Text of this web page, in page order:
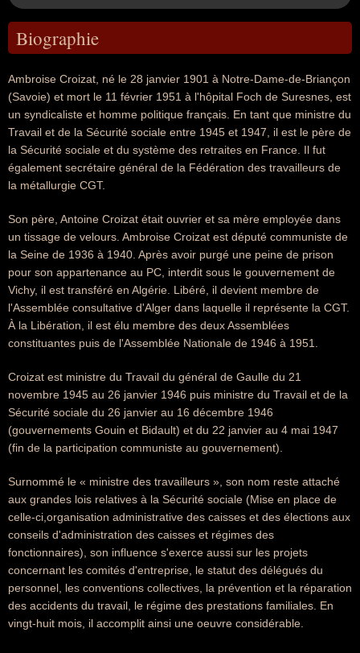
Biographie
Ambroise Croizat, né le 28 janvier 1901 à Notre-Dame-de-Briançon
(Savoie) et mort le 11 février 1951 à l'hôpital Foch de Suresnes, est
un syndicaliste et homme politique français. En tant que ministre du
Travail et de la Sécurité sociale entre 1945 et 1947, il est le père de
la Sécurité sociale et du système des retraites en France. Il fut
également secrétaire général de la Fédération des travailleurs de
la métallurgie CGT.
Son père, Antoine Croizat était ouvrier et sa mère employée dans
un tissage de velours. Ambroise Croizat est député communiste de
la Seine de 1936 à 1940. Après avoir purgé une peine de prison
pour son appartenance au PC, interdit sous le gouvernement de
Vichy, il est transféré en Algérie. Libéré, il devient membre de
l'Assemblée consultative d'Alger dans laquelle il représente la CGT.
À la Libération, il est élu membre des deux Assemblées
constituantes puis de l'Assemblée Nationale de 1946 à 1951.
Croizat est ministre du Travail du général de Gaulle du 21
novembre 1945 au 26 janvier 1946 puis ministre du Travail et de la
Sécurité sociale du 26 janvier au 16 décembre 1946
(gouvernements Gouin et Bidault) et du 22 janvier au 4 mai 1947
(fin de la participation communiste au gouvernement).
Surnommé le « ministre des travailleurs », son nom reste attaché
aux grandes lois relatives à la Sécurité sociale (Mise en place de
celle-ci,organisation administrative des caisses et des élections aux
conseils d'administration des caisses et régimes des
fonctionnaires), son influence s'exerce aussi sur les projets
concernant les comités d'entreprise, le statut des délégués du
personnel, les conventions collectives, la prévention et la réparation
des accidents du travail, le régime des prestations familiales. En
vingt-huit mois, il accomplit ainsi une oeuvre considérable.